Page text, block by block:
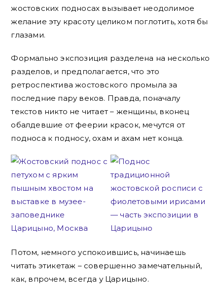
жостовских подносах вызывает неодолимое
желание эту красоту целиком поглотить, хотя бы
глазами.
Формально экспозиция разделена на несколько
разделов, и предполагается, что это
ретроспектива жостовского промыла за
последние пару веков. Правда, поначалу
текстов никто не читает – женщины, вконец
обалдевшие от феерии красок, мечутся от
подноса к подносу, охам и ахам нет конца.
Потом, немного успокоившись, начинаешь
читать этикетаж – совершенно замечательный,
как, впрочем, всегда у Царицыно.